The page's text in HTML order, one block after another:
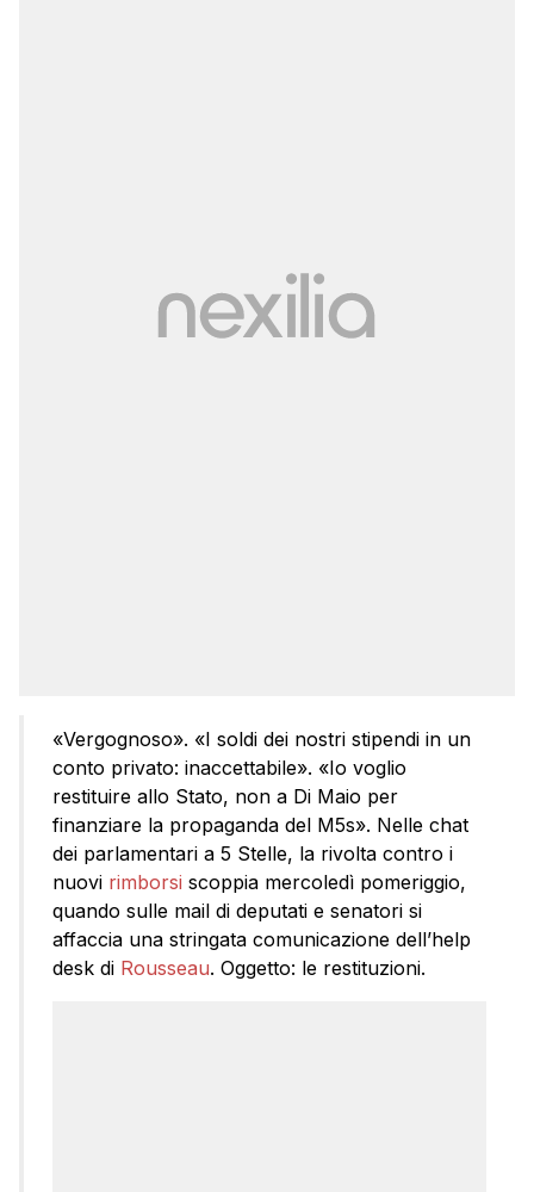
«Vergognoso». «I soldi dei nostri stipendi in un
conto privato: inaccettabile». «Io voglio
restituire allo Stato, non a Di Maio per
finanziare la propaganda del M5s». Nelle chat
dei parlamentari a 5 Stelle, la rivolta contro i
nuovi rimborsi scoppia mercoledì pomeriggio,
quando sulle mail di deputati e senatori si
affaccia una stringata comunicazione dell’help
desk di Rousseau. Oggetto: le restituzioni.